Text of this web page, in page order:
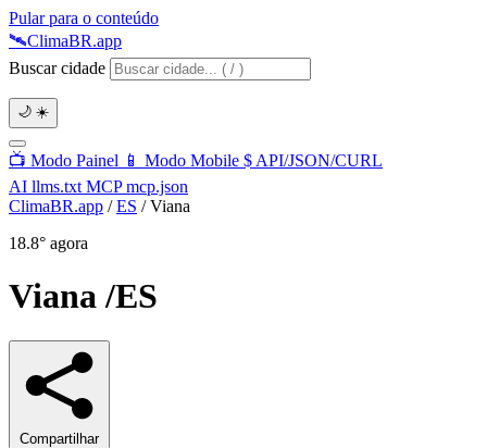
Pular para o conteúdo
🛰️ClimaBR.app
Buscar cidade
🌙 ☀️
📺 Modo Painel 📱 Modo Mobile $ API/JSON/CURL
AI llms.txt MCPmcp.json
ClimaBR.app / ES / Viana
18.8° agora
Viana/ES
Compartilhar